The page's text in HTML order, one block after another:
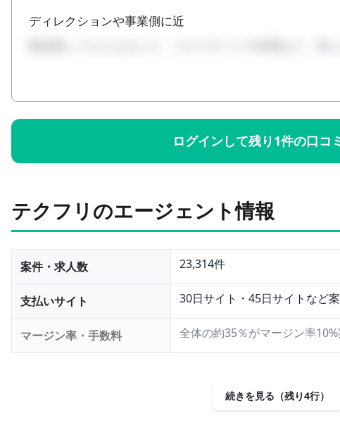
ディレクションや事業側に近
ログインして残り1件の口コ
テクフリのエージェント情報
案件・求人数 23,314件
支払いサイト 30日サイト・45日サイトなど
マージン率・手数料 全体の約35％がマージン率
続きを見る（残り4行）